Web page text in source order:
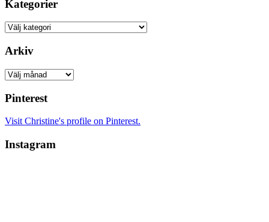
Kategorier
Kategorier
Arkiv
Arkiv
Pinterest
Visit Christine's profile on Pinterest.
Instagram